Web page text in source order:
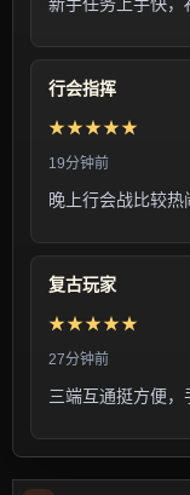
行会指挥
★★★★★
19分钟前
晚上行会战比较热
复古玩家
★★★★★
27分钟前
三端互通挺方便，